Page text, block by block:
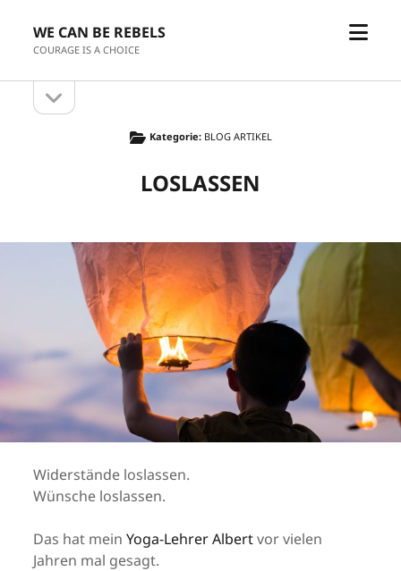
WE CAN BE REBELS
COURAGE IS A CHOICE
Menü
Seitenleiste
öffnen
Kategorie: BLOG ARTIKEL
LOSLASSEN
Widerstände loslassen.
Wünsche loslassen.
Das hat meinYoga-Lehrer Albertvor vielen
Jahren mal gesagt.